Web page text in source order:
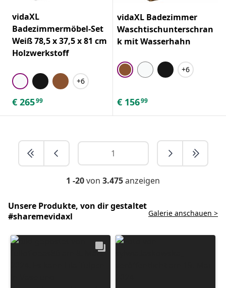
vidaXL
Badezimmermöbel-Set
Weiß 78,5 x 37,5 x 81 cm
Holzwerkstoff
+6
€ 26599
vidaXL Badezimmer
Waschtischunterschran
k mit Wasserhahn
+6
€ 15699
1 -20von 3.475anzeigen
Unsere Produkte, von dir gestaltet
#sharemevidaxl
Galerie anschauen >